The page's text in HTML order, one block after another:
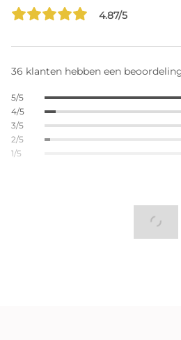
4.87/5
36 klanten hebben een
5/5
4/5
3/5
2/5
1/5